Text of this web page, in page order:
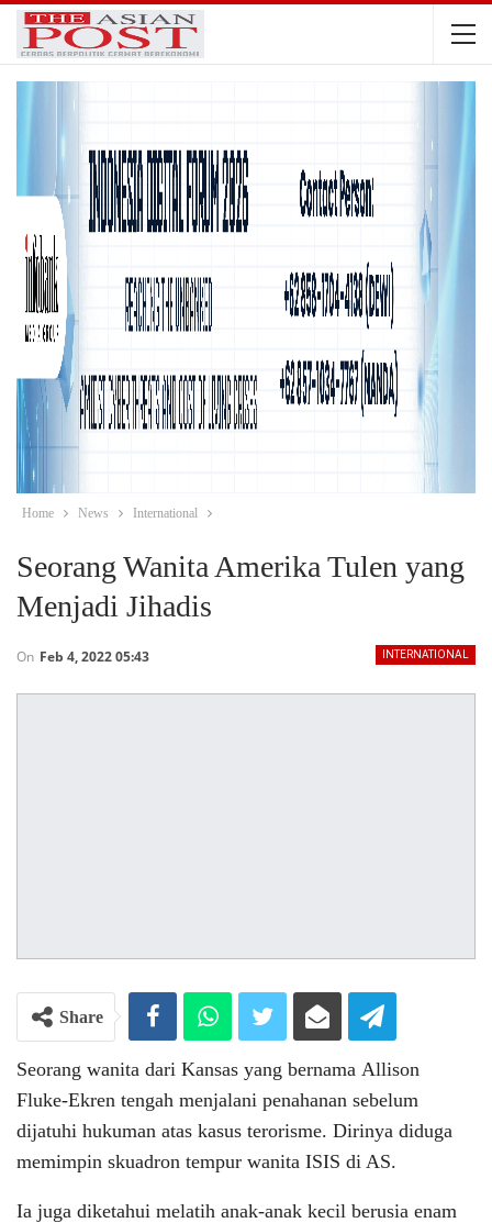
Home News International
Seorang Wanita Amerika Tulen yang
Menjadi Jihadis
INTERNATIONAL
On Feb 4, 2022 05:43
Share
Seorang wanita dari Kansas yang bernama Allison
Fluke-Ekren tengah menjalani penahanan sebelum
dijatuhi hukuman atas kasus terorisme. Dirinya diduga
memimpin skuadron tempur wanita ISIS di AS.
Ia juga diketahui melatih anak-anak kecil berusia enam